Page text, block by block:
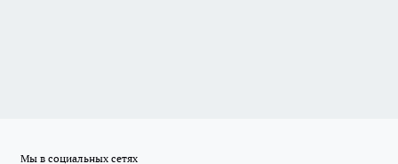
Мы в социальных сетях